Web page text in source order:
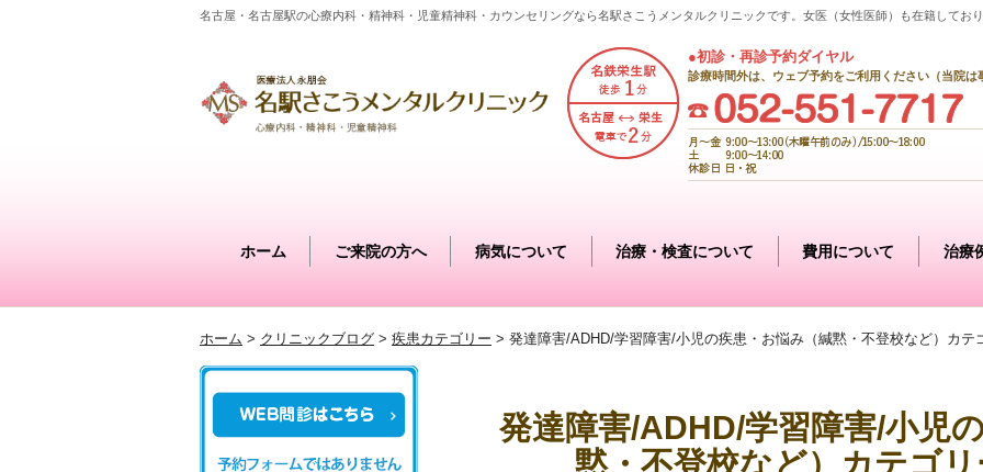
名古屋・名古屋駅の心療内科・精神科・児童精神科・カウンセリングなら名駅さこうメンタルクリニックです。女医（女性医師）も在籍しており
●初診・再診予約ダイヤル
診療時間外は、ウェブ予約をご利用ください（当院は
ホーム ご来院の方へ 病気について 治療・検査について 費用について 治療
ホーム > クリニックブログ > 疾患カテゴリー > 発達障害/ADHD/学習障害/小児の疾患・お悩み（緘黙・不登校など）カテ
発達障害/ADHD/学習障害/小児
黙・不登校など）カテゴ